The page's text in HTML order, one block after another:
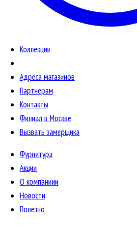
Коллекции
Адреса магазинов
Партнерам
Контакты
Филиал в Москве
Вызвать замерщика
Фурнитура
Акции
О компаниии
Новости
Полезно